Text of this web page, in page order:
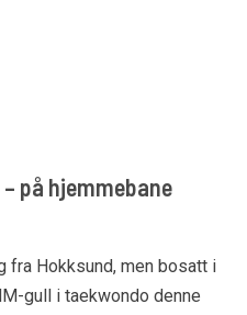
på hjemmebane
fra Hokksund, men bosatt i
gull i taekwondo denne